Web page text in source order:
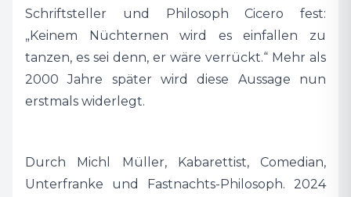
Schriftsteller und Philosoph Cicero fest:
„Keinem Nüchternen wird es einfallen zu
tanzen, es sei denn, er wäre verrückt.“ Mehr als
2000 Jahre später wird diese Aussage nun
erstmals widerlegt.
Durch Michl Müller, Kabarettist, Comedian,
Unterfranke und Fastnachts-Philosoph. 2024